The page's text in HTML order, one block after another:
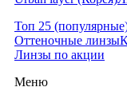
Топ 25
Оттеночные линзы
Линзы по акции
Меню